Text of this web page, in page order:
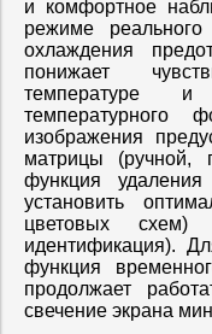
и комфортное
режиме
охлаждения
понижает
температуре
температурного
изображения
матрицы (ручной,
функция
установить
цветовых
идентификация).
функция
продолжает
свечение экрана